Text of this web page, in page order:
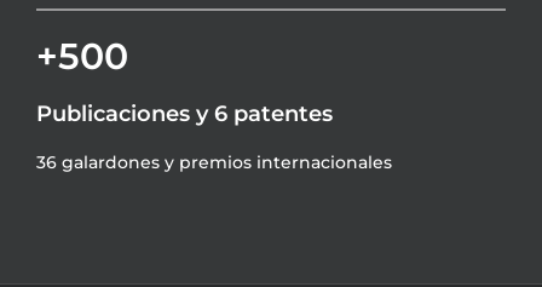
+500
Publicaciones y 6 patentes
36 galardones y premios internacionales